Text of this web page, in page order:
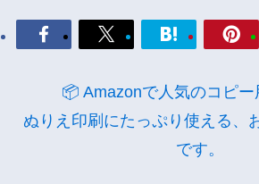
📦 Amazonで人気のコピー
ぬりえ印刷にたっぷり使える、
です。